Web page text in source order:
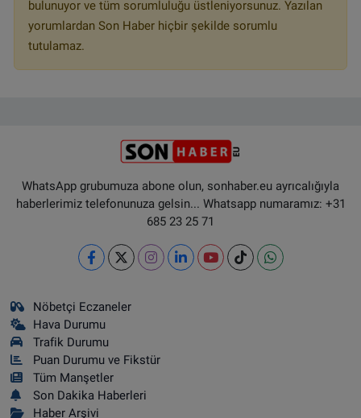
bulunuyor ve tüm sorumluluğu üstleniyorsunuz. Yazılan
yorumlardan Son Haber hiçbir şekilde sorumlu
tutulamaz.
WhatsApp grubumuza abone olun, sonhaber.eu ayrıcalığıyla
haberlerimiz telefonunuza gelsin... Whatsapp numaramız: +31
685 23 25 71
Nöbetçi Eczaneler
Hava Durumu
Trafik Durumu
Puan Durumu ve Fikstür
Tüm Manşetler
Son Dakika Haberleri
Haber Arşivi